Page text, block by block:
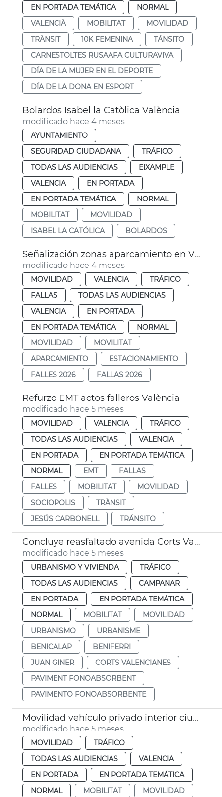
EN PORTADA TEMÁTICA
NORMAL
VALENCIÀ
MOBILITAT
MOVILIDAD
TRÀNSIT
10K FEMENINA
TÁNSITO
CARNESTOLTES RUSAAFA CULTURAVIVA
DÍA DE LA MUJER EN EL DEPORTE
DÍA DE LA DONA EN ESPORT
Bolardos Isabel la Catòlica València
modificado hace 4 meses
AYUNTAMIENTO
SEGURIDAD CIUDADANA
TRÁFICO
TODAS LAS AUDIENCIAS
EIXAMPLE
VALENCIA
EN PORTADA
EN PORTADA TEMÁTICA
NORMAL
MOBILITAT
MOVILIDAD
ISABEL LA CATÓLICA
BOLARDOS
Señalización zonas aparcamiento en València para las Fallas 2026
modificado hace 4 meses
MOVILIDAD VALENCIA
TRÁFICO
FALLAS
TODAS LAS AUDIENCIAS
VALENCIA
EN PORTADA
EN PORTADA TEMÁTICA
NORMAL
MOVILIDAD
MOVILITAT
APARCAMIENTO
ESTACIONAMIENTO
FALLES 2026
FALLAS 2026
Refurzo EMT actos falleros València
modificado hace 5 meses
MOVILIDAD VALENCIA
TRÁFICO
TODAS LAS AUDIENCIAS
VALENCIA
EN PORTADA
EN PORTADA TEMÁTICA
NORMAL
EMT
FALLAS
FALLES
MOBILITAT
MOVILIDAD
SOCIOPOLIS
TRÀNSIT
JESÚS CARBONELL
TRÁNSITO
Concluye reasfaltado avenida Corts Valencianes
modificado hace 5 meses
URBANISMO Y VIVIENDA
TRÁFICO
TODAS LAS AUDIENCIAS
CAMPANAR
EN PORTADA
EN PORTADA TEMÁTICA
NORMAL
MOBILITAT
MOVILIDAD
URBANISMO
URBANISME
BENICALAP
BENIFERRI
JUAN GINER
CORTS VALENCIANES
PAVIMENT FONOABSORBENT
PAVIMENTO FONOABSORBENTE
Movilidad vehículo privado interior ciudad València madriguera 4%
modificado hace 5 meses
MOVILIDAD
TRÁFICO
TODAS LAS AUDIENCIAS
VALENCIA
EN PORTADA
EN PORTADA TEMÁTICA
NORMAL
MOBILITAT
MOVILIDAD